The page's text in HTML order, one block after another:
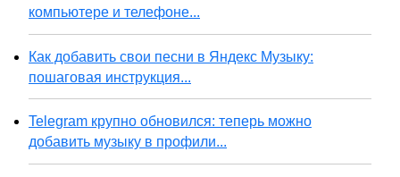
компьютере и телефоне...
Как добавить свои песни в Яндекс Музыку:
пошаговая инструкция...
Telegram крупно обновился: теперь можно
добавить музыку в профили...